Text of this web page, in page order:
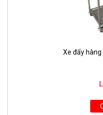
Xe đẩy